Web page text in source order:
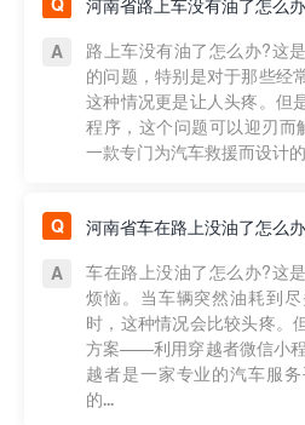
河南省路上车没有油了怎么办
路上车没有油了怎么办?这
的问题，特别是对于那些经
这种情况更是让人头疼。但
程序，这个问题可以迎刃而
一款专门为汽车救援而设计
河南省车在路上没油了怎么办
车在路上没油了怎么办?这
烦恼。当车辆突然油耗到
时，这种情况会比较头疼。
方案——利用穿越者微信小
越者是一家专业的汽车服
的...